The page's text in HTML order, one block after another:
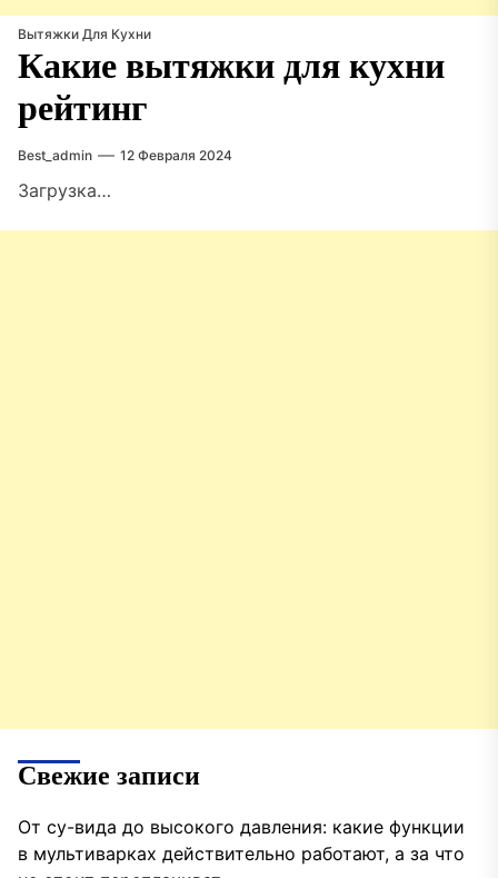
Вытяжки Для Кухни
Какие вытяжки для кухни
рейтинг
Best_admin 12 Февраля 2024
Загрузка…
Свежие записи
От су-вида до высокого давления: какие функции
в мультиварках действительно работают, а за что